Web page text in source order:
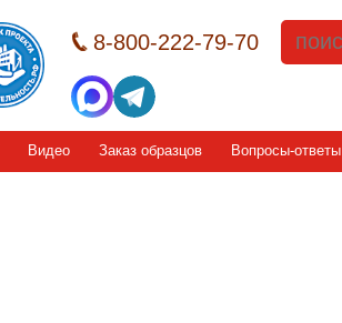
8-800-222-79-70
Видео Заказ образцов Вопросы-ответы